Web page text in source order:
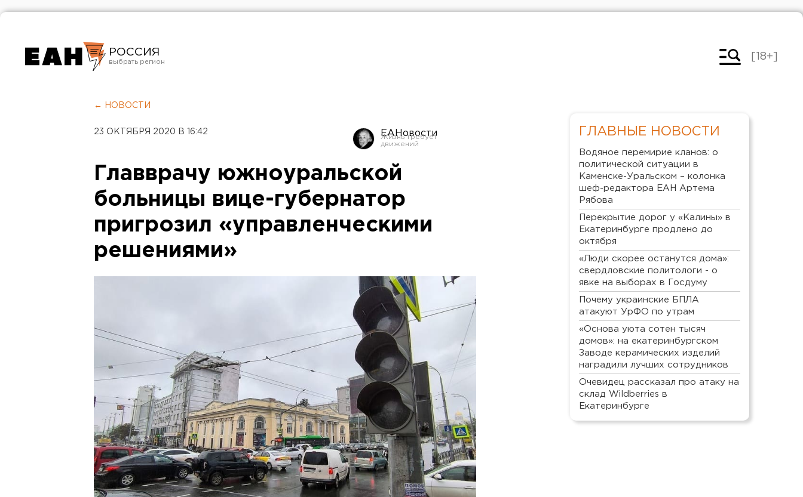
РОССИЯ
Челябинск
[18+]
← НОВОСТИ
23 ОКТЯБРЯ 2020 В 16:42 ЕАНовости
Главврачу южноуральской
больницы вице-губернатор
пригрозил «управленческими
решениями»
ГЛАВНЫЕ НОВОСТИ
Водяное перемирие кланов: о
политической ситуации в
Каменске-Уральском – колонка
шеф-редактора ЕАН Артема
Рябова
Перекрытие дорог у «Калины» в
Екатеринбурге продлено до
октября
«Люди скорее останутся дома»:
свердловские политологи - о
явке на выборах в Госдуму
Почему украинские БПЛА
атакуют УрФО по утрам
«Основа уюта сотен тысяч
домов»: на екатеринбургском
Заводе керамических изделий
наградили лучших сотрудников
Очевидец рассказал про атаку на
склад Wildberries в
Екатеринбурге